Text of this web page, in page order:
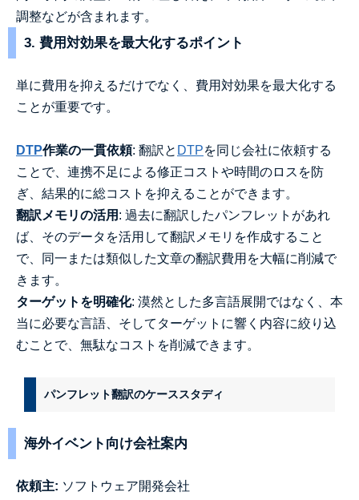
調整などが含まれます。
3. 費用対効果を最大化するポイント
単に費用を抑えるだけでなく、費用対効果を最大化する
ことが重要です。
DTP作業の一貫依頼: 翻訳と DTPを同じ会社に依頼する
ことで、連携不足による修正コストや時間のロスを防
ぎ、結果的に総コストを抑えることができます。
翻訳メモリの活用 : 過去に翻訳したパンフレットがあれ
ば、そのデータを活用して翻訳メモリを作成すること
で、同一または類似した文章の翻訳費用を大幅に削減で
きます。
ターゲットを明確化: 漠然とした多言語展開ではなく、本
当に必要な言語、そしてターゲットに響く内容に絞り込
むことで、無駄なコストを削減できます。
パンフレット翻訳のケーススタディ
海外イベント向け会社案内
依頼主: ソフトウェア開発会社